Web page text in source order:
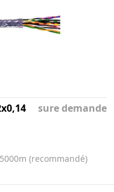
sure demande
(recommandé)